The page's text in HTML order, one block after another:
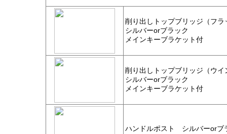
削り出しトップブリッジ（フ
シルバーorブラック
メインキーブラケット付
削り出しトップブリッジ（ウ
シルバーorブラック
メインキーブラケット付
ハンドルポスト シルバーorブ